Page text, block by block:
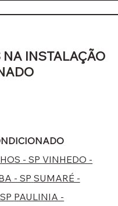
INSTALAÇÃO
- SPVINHEDO -
- SP SUMARÉ -
PAULINIA -